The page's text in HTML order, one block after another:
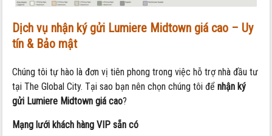
Dịch vụ nhận ký gửi Lumiere Midtown giá cao – Uy
tín & Bảo mật
Chúng tôi tự hào là đơn vị tiên phong trong việc hỗ trợ nhà đầu tư
tại The Global City. Tại sao bạn nên chọn chúng tôi đểnhận ký
gửi Lumiere Midtown giá cao?
Mạng lưới khách hàng VIP sẵn có